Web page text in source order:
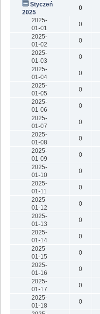
Styczeń
2025
0
2025-
01-01
0
2025-
01-02
0
2025-
01-03
0
2025-
01-04
0
2025-
01-05
0
2025-
01-06
0
2025-
01-07
0
2025-
01-08
0
2025-
01-09
0
2025-
01-10
0
2025-
01-11
0
2025-
01-12
0
2025-
01-13
0
2025-
01-14
0
2025-
01-15
0
2025-
01-16
0
2025-
01-17
0
2025-
01-18
0